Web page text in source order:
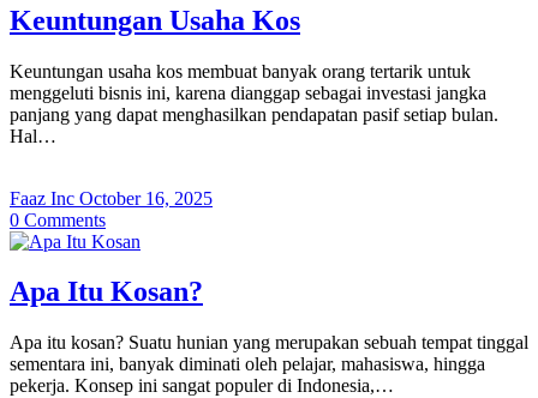
Keuntungan Usaha Kos
Keuntungan usaha kos membuat banyak orang tertarik untuk
menggeluti bisnis ini, karena dianggap sebagai investasi jangka
panjang yang dapat menghasilkan pendapatan pasif setiap bulan.
Hal…
Faaz Inc October 16, 2025
0 Comments
Apa Itu Kosan?
Apa itu kosan? Suatu hunian yang merupakan sebuah tempat tinggal
sementara ini, banyak diminati oleh pelajar, mahasiswa, hingga
pekerja. Konsep ini sangat populer di Indonesia,…